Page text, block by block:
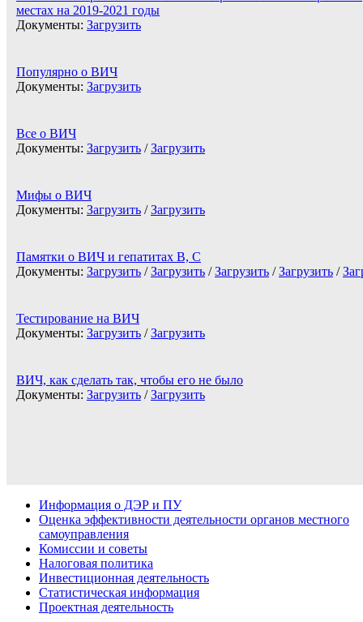
местах на 2019-2021 годы
Документы: Загрузить
Популярно о ВИЧ
Документы: Загрузить
Все о ВИЧ
Документы: Загрузить /Загрузить
Мифы о ВИЧ
Документы: Загрузить /Загрузить
Памятки о ВИЧ и гепатитах В, С
Документы: Загрузить /Загрузить /Загрузить /Загрузить /
Тестирование на ВИЧ
Документы: Загрузить /Загрузить
ВИЧ, как сделать так, чтобы его не было
Документы: Загрузить /Загрузить
Информация о ДЭР и ПУ
Оценка эффективности деятельности органов местного
самоуправления
Комиссии и советы
Налоговая политика
Инвестиционная деятельность
Статистическая информация
Проектная деятельность